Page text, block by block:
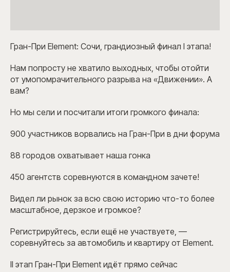
Гран-При Element: Сочи, грандиозный финал I этапа!
Нам попросту не хватило выходных, чтобы отойти
от умопомрачительного разрыва на «Движении». А
вам?
Но мы сели и посчитали итоги громкого финала:
900 участников ворвались на Гран-При в дни форума
88 городов охватывает наша гонка
450 агентств соревнуются в командном зачете!
Видел ли рынок за всю свою историю что-то более
масштабное, дерзкое и громкое?
Регистрируйтесь, если ещё не участвуете, —
соревнуйтесь за автомобиль и квартиру от Element.
II этап Гран-При Element идёт прямо сейчас